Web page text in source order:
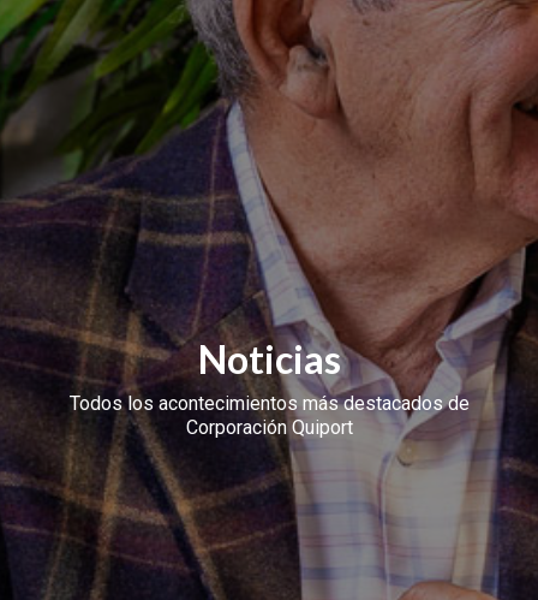
Noticias
Todos los acontecimientos más destacados de
Corporación Quiport